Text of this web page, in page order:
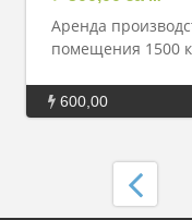
Аренда
помещения 1500
600,00